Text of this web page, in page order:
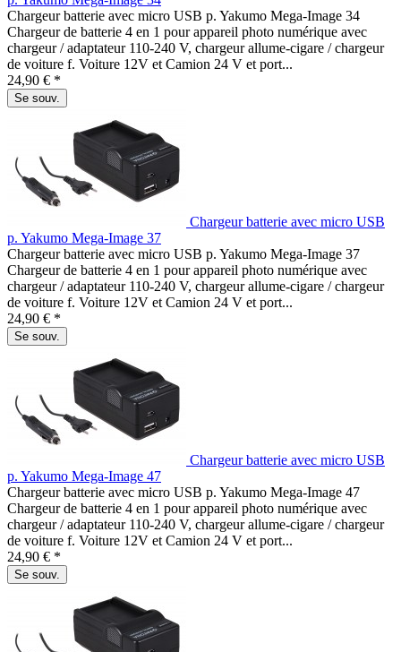
Chargeur batterie avec micro USB p. Yakumo Mega-Image 34
Chargeur de batterie 4 en 1 pour appareil photo numérique avec
chargeur / adaptateur 110-240 V, chargeur allume-cigare / chargeur
de voiture f. Voiture 12V et Camion 24 V et port...
24,90 € *
Se souv.
Chargeur batterie avec micro USB
p. Yakumo Mega-Image 37
Chargeur batterie avec micro USB p. Yakumo Mega-Image 37
Chargeur de batterie 4 en 1 pour appareil photo numérique avec
chargeur / adaptateur 110-240 V, chargeur allume-cigare / chargeur
de voiture f. Voiture 12V et Camion 24 V et port...
24,90 € *
Se souv.
Chargeur batterie avec micro USB
p. Yakumo Mega-Image 47
Chargeur batterie avec micro USB p. Yakumo Mega-Image 47
Chargeur de batterie 4 en 1 pour appareil photo numérique avec
chargeur / adaptateur 110-240 V, chargeur allume-cigare / chargeur
de voiture f. Voiture 12V et Camion 24 V et port...
24,90 € *
Se souv.